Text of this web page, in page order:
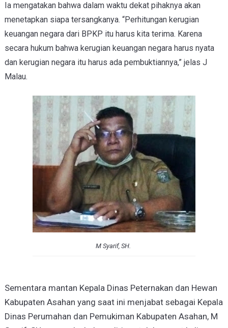
Ia mengatakan bahwa dalam waktu dekat pihaknya akan
menetapkan siapa tersangkanya. “Perhitungan kerugian
keuangan negara dari BPKP itu harus kita terima. Karena
secara hukum bahwa kerugian keuangan negara harus nyata
dan kerugian negara itu harus ada pembuktiannya,” jelas J
Malau.
M Syarif, SH.
Sementara mantan Kepala Dinas Peternakan dan Hewan
Kabupaten Asahan yang saat ini menjabat sebagai Kepala
Dinas Perumahan dan Pemukiman Kabupaten Asahan, M